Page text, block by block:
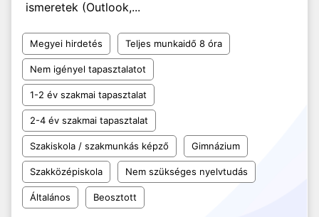
ismeretek (Outlook,...
Megyei hirdetés Teljes munkaidő 8 óra
Nem igényel tapasztalatot
1-2 év szakmai tapasztalat
2-4 év szakmai tapasztalat
Szakiskola / szakmunkás képző Gimnázium
Szakközépiskola Nem szükséges nyelvtudás
Általános Beosztott